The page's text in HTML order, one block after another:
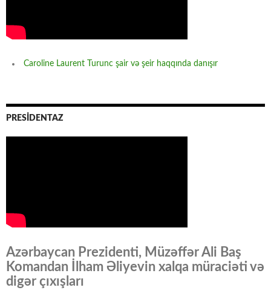
Caroline Laurent Turunc şair və şeir haqqında danışır
PRESİDENTAZ
Azərbaycan Prezidenti, Müzəffər Ali Baş
Komandan İlham Əliyevin xalqa müraciəti və
digər çıxışları